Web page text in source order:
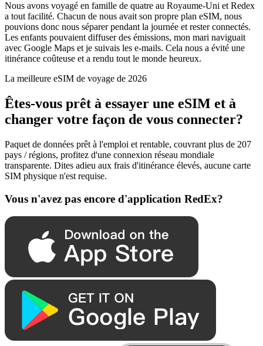
Nous avons voyagé en famille de quatre au Royaume-Uni et Redex
a tout facilité. Chacun de nous avait son propre plan eSIM, nous
pouvions donc nous séparer pendant la journée et rester connectés.
Les enfants pouvaient diffuser des émissions, mon mari naviguait
avec Google Maps et je suivais les e-mails. Cela nous a évité une
itinérance coûteuse et a rendu tout le monde heureux.
La meilleure eSIM de voyage de 2026
Êtes-vous prêt à essayer une eSIM et à
changer votre façon de vous connecter?
Paquet de données prêt à l'emploi et rentable, couvrant plus de 207
pays / régions, profitez d'une connexion réseau mondiale
transparente. Dites adieu aux frais d'itinérance élevés, aucune carte
SIM physique n'est requise.
Vous n'avez pas encore d'application RedEx?